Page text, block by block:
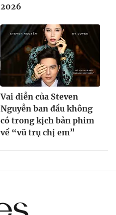
2026
Vai diễn của Steven
Nguyễn ban đầu không
có trong kịch bản phim
về “vũ trụ chị em”